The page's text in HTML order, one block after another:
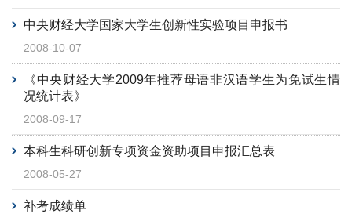
中央财经大学国家大学生创新性实验项目申报书
2008-10-07
《中央财经大学2009年推荐母语非汉语学生为免试生情
况统计表》
2008-09-17
本科生科研创新专项资金资助项目申报汇总表
2008-05-27
补考成绩单